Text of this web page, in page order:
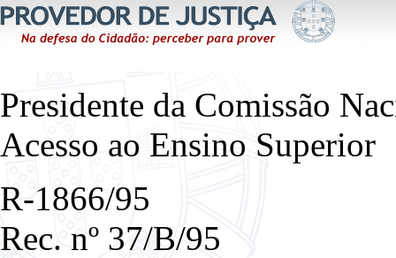
Presidente da Comissão
Acesso ao Ensino Superior
R-1866/95
Rec. nº 37/B/95